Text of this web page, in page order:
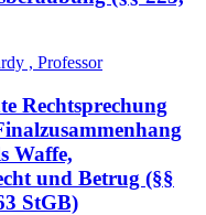
, Professor
Rechtsprechung
Waffe,
und Betrug (§§
StGB)